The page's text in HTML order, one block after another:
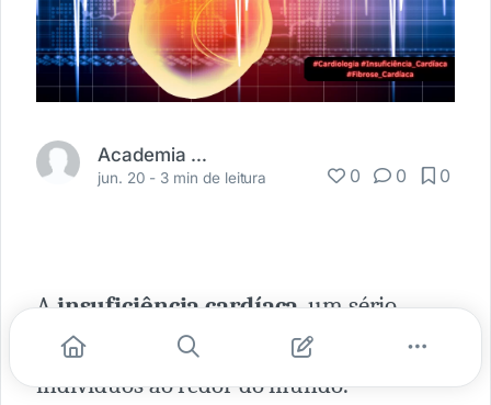
Academia Médica
jun. 20 - 3 min de leitura 0 0 0
Ainsuficiência cardíaca, um sério
desafio de saúde global, afeta milhões de
indivíduos ao redor do mundo.